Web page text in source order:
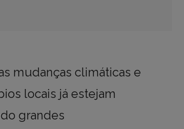
mudanças climáticas e
locais já estejam
grandes